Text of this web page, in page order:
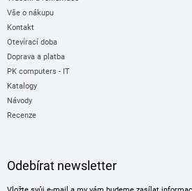
Vše o nákupu
Kontakt
Otevírací doba
Doprava a platba
PK computers - IT
Katalogy
Návody
Recenze
Odebírat newsletter